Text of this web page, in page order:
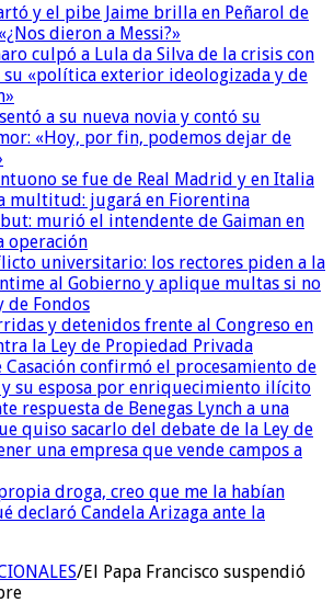
y el pibe Jaime brilla en Peñarol de
dieron a Messi?»
culpó a Lula da Silva de la crisis con
su «política exterior ideologizada y de
a su nueva novia y contó su
«Hoy, por fin, podemos dejar de
se fue de Real Madrid y en Italia
multitud: jugará en Fiorentina
murió el intendente de Gaiman en
operación
universitario: los rectores piden a la
al Gobierno y aplique multas si no
de Fondos
y detenidos frente al Congreso en
la Ley de Propiedad Privada
Casación confirmó el procesamiento de
su esposa por enriquecimiento ilícito
respuesta de Benegas Lynch a una
quiso sacarlo del debate de la Ley de
una empresa que vende campos a
droga, creo que me la habían
declaró Candela Arizaga ante la
/El Papa Francisco suspendió